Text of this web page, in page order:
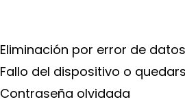
Eliminación por error de
Fallo del dispositivo o
Contraseña olvidada